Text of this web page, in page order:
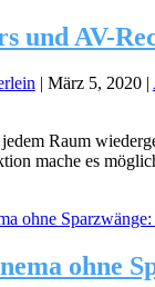
und AV-
| März 5, 2020|
Raum
mache es
ohne